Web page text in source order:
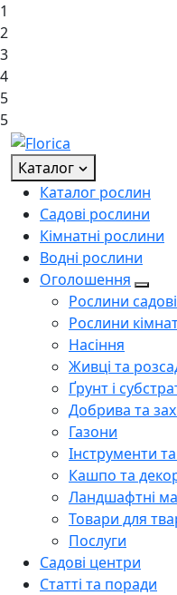
1
2
3
4
5
5
Каталог
Каталог рослин
Садові рослини
Кімнатні рослини
Водні рослини
Оголошення
Рослини садові
Рослини
Насіння
Живці та
Ґрунт і
Добрива та
Газони
Інструменти та
Кашпо та
Ландшафтні
Товари для
Послуги
Садові центри
Статті та поради